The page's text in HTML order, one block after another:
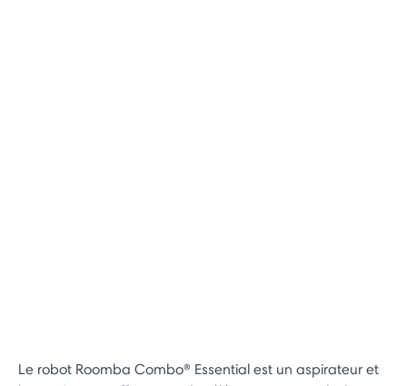
Le robot Roomba Combo® Essential est un aspirateur et